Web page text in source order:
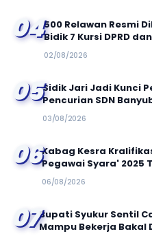
04500 Relawan Resmi
Bidik 7 Kursi DPRD
02/08/2026
05Sidik Jari Jadi Kunci
Pencurian SDN
03/08/2026
06Kabag Kesra
Pegawai Syara' 2025
6 Bulan
06/08/2026
07Bupati Syukur Sentil
Mampu Bekerja Bakal